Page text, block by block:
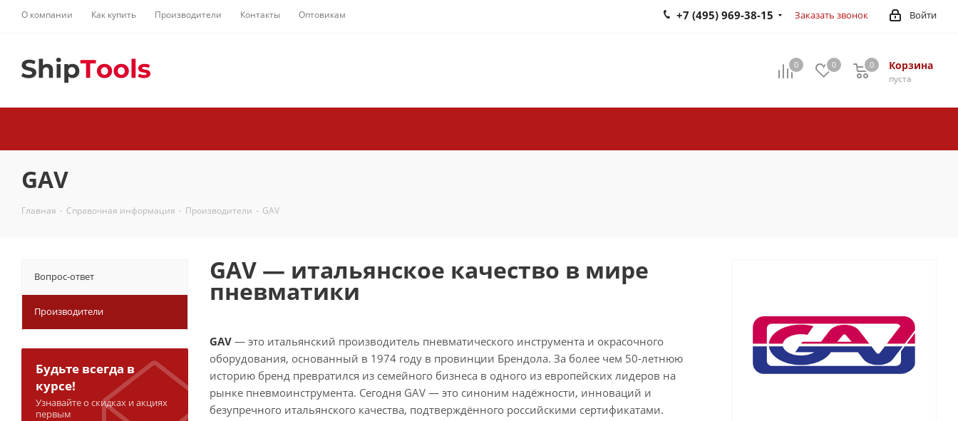
О компании Как купить Производители Контакты Оптовикам Войти
+7 (495) 969-38-15 Заказать звонок
0 0 Корзина
0
пуста
0
GAV
Главная - Справочная информация - Производители - GAV
GAV — итальянское качество в мире
пневматики
GAV — это итальянский производитель пневматического инструмента и окрасочного
оборудования, основанный в 1974 году в провинции Брендола. За более чем 50-летнюю
историю бренд превратился из семейного бизнеса в одного из европейских лидеров на
рынке пневмоинструмента. Сегодня GAV — это синоним надёжности, инноваций и
безупречного итальянского качества, подтверждённого российскими сертификатами.
Вопрос-ответ
Производители
Будьте всегда в
курсе!
Узнавайте о скидках и акциях
первым